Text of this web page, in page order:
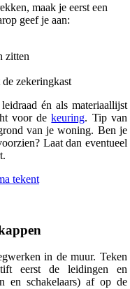
maak je eerst een
geef je aan:
zitten
zekeringkast
én als materiaallijst
voor dekeuring. Tip van
van je woning. Ben je
Laat dan eventueel
tekent
in de muur. Teken
eerst de leidingen en
en schakelaars) af op de